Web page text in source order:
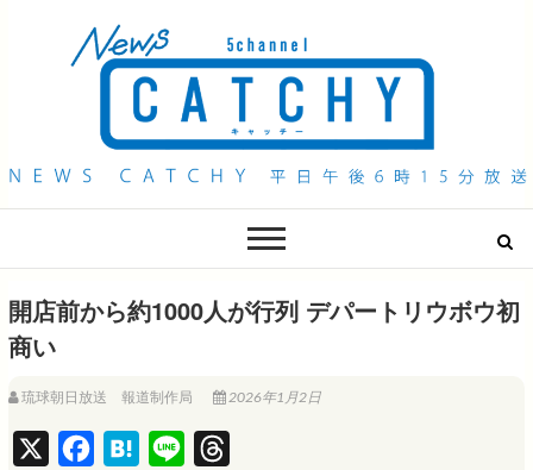
QAB NEWS Headline
開店前から約1000人が行列 デパートリウボウ初
商い
琉球朝日放送 報道制作局 2026年1月2日
H